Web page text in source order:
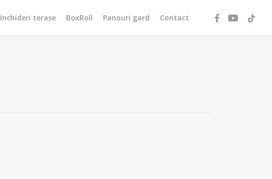
Inchideri terase BoxRoll Panouri gard Contact facebookyoutubetiktok